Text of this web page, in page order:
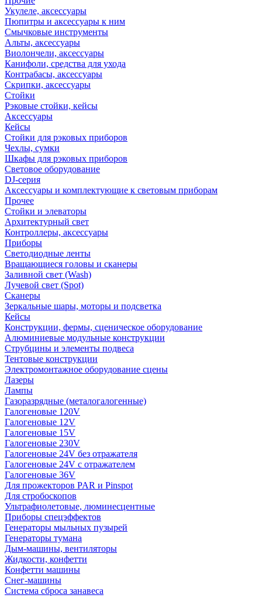
Укулеле, аксессуары
Пюпитры и аксессуары к ним
Смычковые инструменты
Альты, аксессуары
Виолончели, аксессуары
Канифоли, средства для ухода
Контрабасы, аксессуары
Скрипки, аксессуары
Стойки
Рэковые стойки, кейсы
Аксессуары
Кейсы
Стойки для рэковых приборов
Чехлы, сумки
Шкафы для рэковых приборов
Световое оборудование
DJ-серия
Аксессуары и комплектующие к световым приборам
Прочее
Стойки и элеваторы
Архитектурный свет
Контроллеры, аксессуары
Приборы
Светодиодные ленты
Вращающиеся головы и сканеры
Заливной свет (Wash)
Лучевой свет (Spot)
Сканеры
Зеркальные шары, моторы и подсветка
Кейсы
Конструкции, фермы, сценическое оборудование
Алюминиевые модульные конструкции
Струбцины и элементы подвеса
Тентовые конструкции
Электромонтажное оборудование сцены
Лазеры
Лампы
Газоразрядные (металогалогенные)
Галогеновые 120V
Галогеновые 12V
Галогеновые 15V
Галогеновые 230V
Галогеновые 24V без отражателя
Галогеновые 24V с отражателем
Галогеновые 36V
Для прожекторов PAR и Pinspot
Для стробоскопов
Ультрафиолетовые, люминесцентные
Приборы спецэффектов
Генераторы мыльных пузырей
Генераторы тумана
Дым-машины, вентиляторы
Жидкости, конфетти
Конфетти машины
Снег-машины
Система сброса занавеса